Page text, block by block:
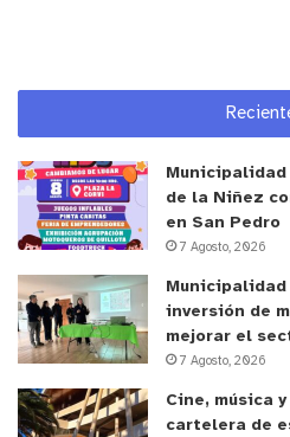
laboral no debe entenderse
voluntad, sino como
incorporar talento,
pensar en los equipos de
y tú, ¿qué opinas?
de la Niñez
en San Pedro
7 Agosto, 2026
inversión de
mejorar el
7 Agosto, 2026
Cine, música
cartelera de